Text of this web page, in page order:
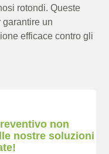
rotondi. Queste
un
efficace contro gli
non
nostre soluzioni